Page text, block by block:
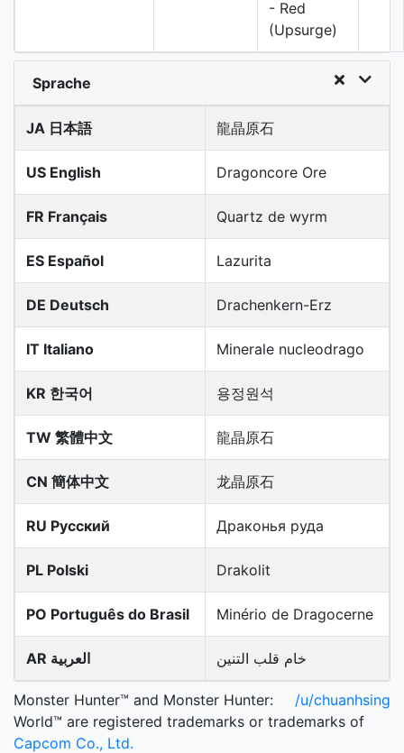
- Red
(Upsurge)
Sprache
JA 日本語 龍晶原石
US English Dragoncore Ore
FR Français Quartz de wyrm
ES Español Lazurita
DE Deutsch Drachenkern-Erz
IT Italiano Minerale nucleodrago
KR 한국어 용정원석
TW 繁體中文 龍晶原石
CN 簡体中文 龙晶原石
RU Русский Драконья руда
PL Polski Drakolit
PO Português do Brasil Minério de Dragocerne
AR العربية خام قلب التنين
/u/chuanhsing
Monster Hunter™ and Monster Hunter:
World™ are registered trademarks or trademarks of
Capcom Co., Ltd.